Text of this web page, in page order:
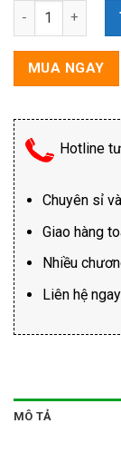
Nắp PET (Tô
MUA NGAY
Hotline
Chuyên sỉ
Giao hàng
Nhiều
Liên hệ
MÔ TẢ